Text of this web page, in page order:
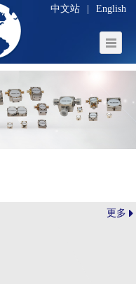
中文站 English
更多